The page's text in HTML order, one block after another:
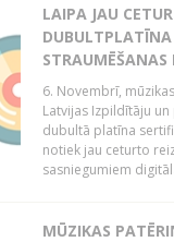
LAIPA JAU
DUBULTPLATĪNA
6. Novembrī,
Latvijas Izpildītāju
dubultā platīna
notiek jau ceturto
sasniegumiem
MŪZIKAS